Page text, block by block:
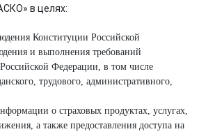
в целях:
Конституции Российской
и выполнения требований
Российской Федерации, в том числе
трудового, административного,
о страховых продуктах, услугах,
а также предоставления доступа на